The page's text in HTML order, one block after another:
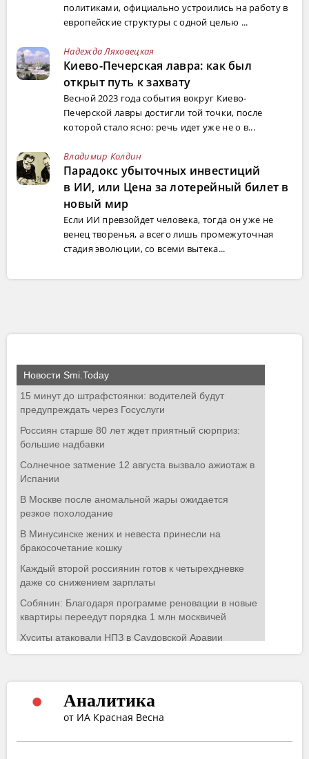
политиками, официально устроились на работу в
европейские структуры с одной целью ...
Надежда Ляховецкая
Киево-Печерская лавра: как был
открыт путь к захвату
Весной 2023 года события вокруг Киево-
Печерской лавры достигли той точки, после
которой стало ясно: речь идет уже не о в...
Владимир Колдин
Парадокс убыточных инвестиций
в ИИ, или Цена за лотерейный билет в
новый мир
Если ИИ превзойдет человека, тогда он уже не
венец творенья, а всего лишь промежуточная
стадия эволюции, со всеми вытека...
Аналитика
от ИА Красная Весна